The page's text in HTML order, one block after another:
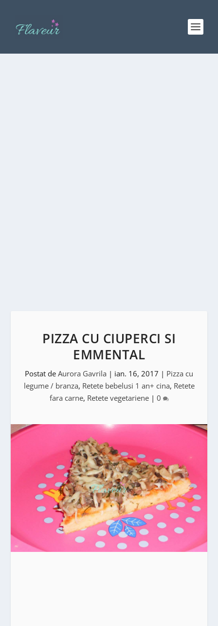
PIZZA CU CIUPERCI SI
EMMENTAL
Postat de Aurora Gavrila | ian. 16, 2017 | Pizza cu
legume / branza, Retete bebelusi 1 an+ cina, Retete
fara carne, Retete vegetariene| 0